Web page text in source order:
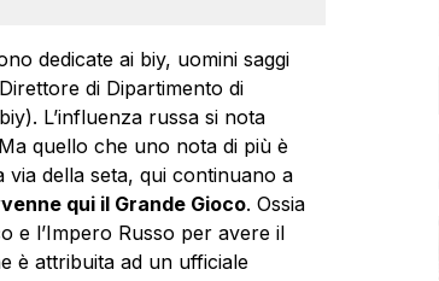
dedicate ai biy, uomini saggi
di Dipartimento di
L’influenza russa si nota
quello che uno nota di più è
della seta, qui continuano a
qui il Grande Gioco. Ossia
e l’Impero Russo per avere il
è attribuita ad un ufficiale